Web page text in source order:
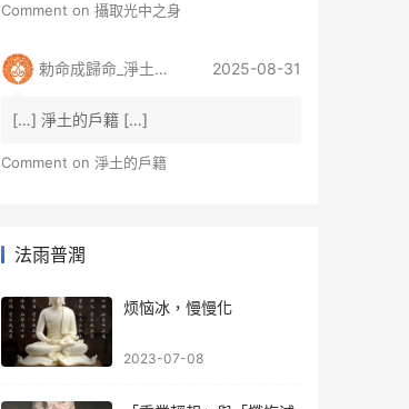
Comment on 攝取光中之身
勅命成歸命_淨土真宗法雷學派 2025-08-31
[…] 淨土的戶籍 […]
Comment on 淨土的戶籍
法雨普潤
烦恼冰，慢慢化
2023-07-08